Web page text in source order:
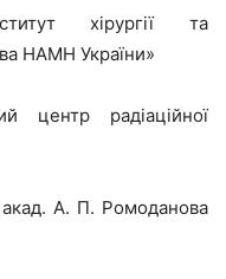
хірургії та
НАМН України»
центр радіаційної
акад. А. П. Ромоданова